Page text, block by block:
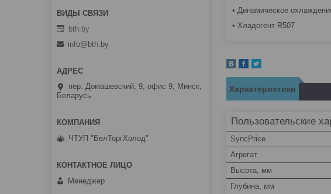
• Динамическое
• Хладогент R507
Характеристики
Пользовательские
SyncPrice
Агрегат
Высота, мм
Глубина, мм
bth.by
info@bth.by
пер. Домашевский, 9, офис 9, Минск,
Беларусь
ЧТУП "БелТоргХолод"
Менеджер